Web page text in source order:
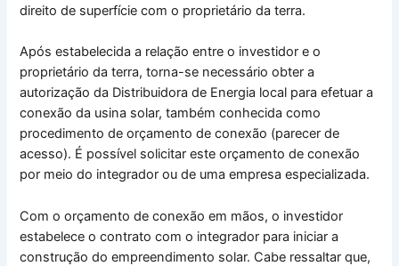
direito de superfície com o proprietário da terra.
Após estabelecida a relação entre o investidor e o
proprietário da terra, torna-se necessário obter a
autorização da Distribuidora de Energia local para efetuar a
conexão da usina solar, também conhecida como
procedimento de orçamento de conexão (parecer de
acesso). É possível solicitar este orçamento de conexão
por meio do integrador ou de uma empresa especializada.
Com o orçamento de conexão em mãos, o investidor
estabelece o contrato com o integrador para iniciar a
construção do empreendimento solar. Cabe ressaltar que,